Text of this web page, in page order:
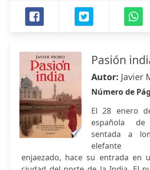
Pasión
Autor: Javier
Número de
El 28 enero
española
sentada a
elefante
enjaezado, hace su entrada en